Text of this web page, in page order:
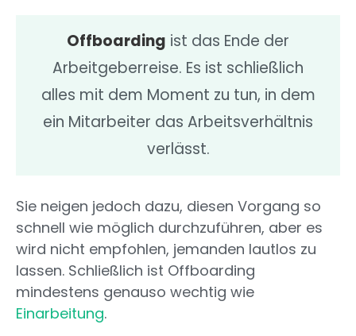
Offboarding ist das Ende der
Arbeitgeberreise. Es ist schließlich
alles mit dem Moment zu tun, in dem
ein Mitarbeiter das Arbeitsverhältnis
verlässt.
Sie neigen jedoch dazu, diesen Vorgang so
schnell wie möglich durchzuführen, aber es
wird nicht empfohlen, jemanden lautlos zu
lassen. Schließlich ist Offboarding
mindestens genauso wechtig wie
Einarbeitung.